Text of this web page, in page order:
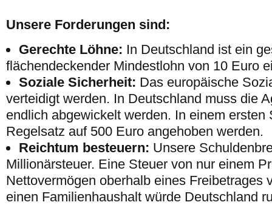
Unsere Forderungen sind:
Gerechte Löhne: In Deutschland ist ein
flächendeckender Mindestlohn von 10 Euro
Soziale Sicherheit: Das europäische
verteidigt werden. In Deutschland muss die
endlich abgewickelt werden. In einem ersten
Regelsatz auf 500 Euro angehoben werden.
Reichtum besteuern: Unsere
Millionärsteuer. Eine Steuer von nur einem
Nettovermögen oberhalb eines Freibetrages
einen Familienhaushalt würde Deutschland